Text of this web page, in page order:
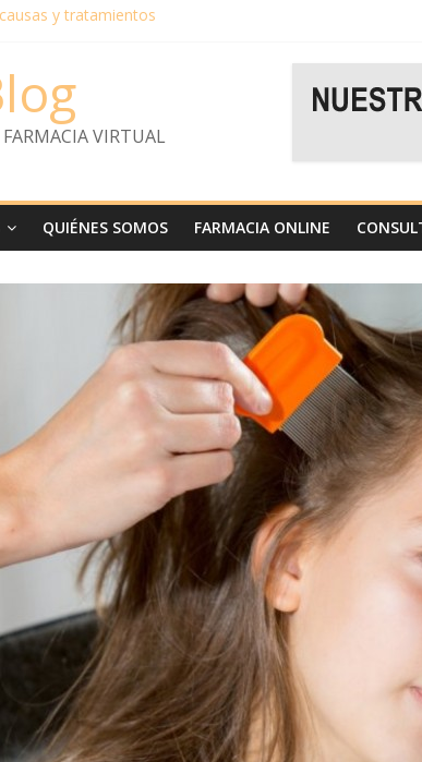
y tratamientos
BIKINI 2019 : Los 5 mejores productos en relación
celulitis: ¡no esperes al verano!
¿de noche o de día?
VIRTUAL
QUIÉNES SOMOS FARMACIA ONLINE